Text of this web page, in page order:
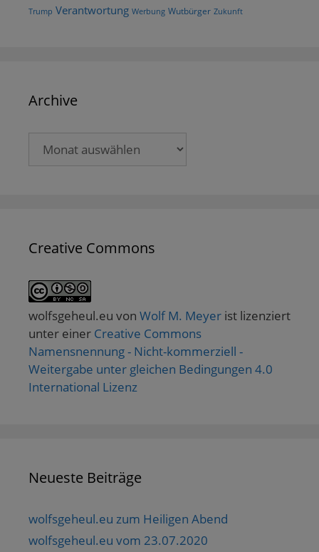
Trump Verantwortung Werbung Wutbürger Zukunft
Archive
Creative Commons
wolfsgeheul.eu von Wolf M. Meyer ist lizenziert
unter einer Creative Commons
Namensnennung - Nicht-kommerziell -
Weitergabe unter gleichen Bedingungen 4.0
International Lizenz
Neueste Beiträge
wolfsgeheul.eu zum Heiligen Abend
wolfsgeheul.eu vom 23.07.2020